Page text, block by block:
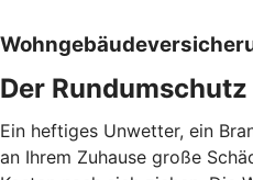
Der
Ein heftiges Unwetter, ein
an Ihrem Zuhause große